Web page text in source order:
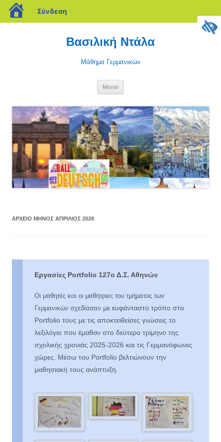
blogs.sch.gr
Σύνδεση
Βασιλική Ντάλα
Μάθημα Γερμανικών
Μενού
ΑΡΧΕΊΟ ΜΗΝΌΣ ΑΠΡΊΛΙΟΣ 2026
Εργασίες Portfolio 127ο Δ.Σ. Αθηνών
Οι μαθητές και οι μαθήτριες του τμήματος των
Γερμανικών σχεδίασαν με ευφάνταστο τρόπο στο
Portfolio τους με τις αποκτειθείσες γνώσεις το
λεξιλόγιο που έμαθαν στο δεύτερο τρίμηνο της
σχολικής χρονιάς 2025-2026 και τις Γερμανόφωνες
χώρες. Μέσω του Portfolio βελτιώνουν την
μαθησιακή τους ανάπτυξη.